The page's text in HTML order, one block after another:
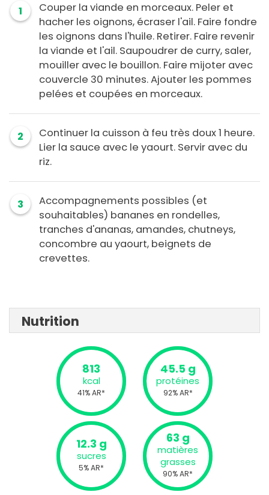
1
Couper la viande en morceaux. Peler et
hacher les oignons, écraser l'ail. Faire fondre
les oignons dans l'huile. Retirer. Faire revenir
la viande et l'ail. Saupoudrer de curry, saler,
mouiller avec le bouillon. Faire mijoter avec
couvercle 30 minutes. Ajouter les pommes
pelées et coupées en morceaux.
2
Continuer la cuisson à feu très doux 1 heure.
Lier la sauce avec le yaourt. Servir avec du
riz.
3
Accompagnements possibles (et
souhaitables) bananes en rondelles,
tranches d'ananas, amandes, chutneys,
concombre au yaourt, beignets de
crevettes.
Nutrition
813
kcal
41% AR*
45.5 g
protéines
92% AR*
12.3 g
sucres
5% AR*
63 g
matières
grasses
90% AR*